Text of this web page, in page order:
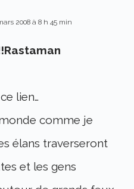
2008 à 8 h 45 min
lien…
comme je
élans traverseront
et les gens